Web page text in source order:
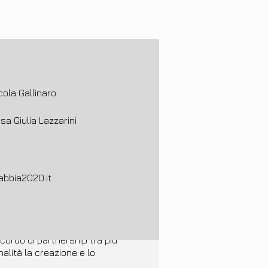
di partnership tra più
la creazione e lo
Gallinaro
Giulia Lazzarini